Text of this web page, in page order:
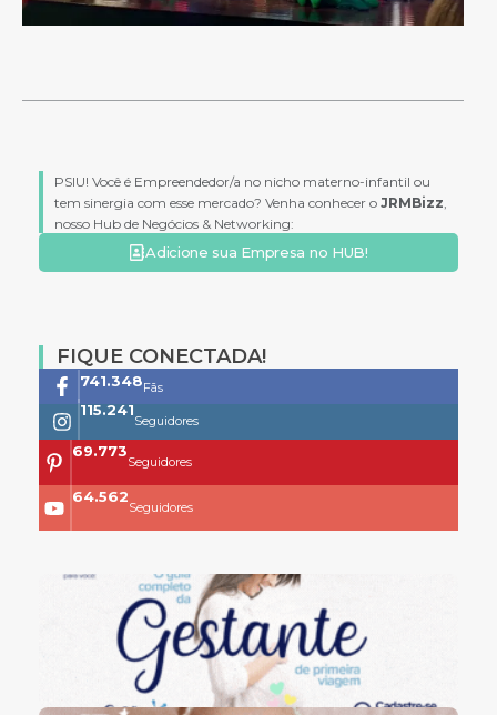
PSIU! Você é Empreendedor/a no nicho materno-infantil ou
tem sinergia com esse mercado? Venha conhecer o JRMBizz,
nosso Hub de Negócios & Networking:
Adicione sua Empresa no HUB!
FIQUE CONECTADA!
761.659Fãs
118.399
Seguidores
73.704
Seguidores
68.200
Seguidores